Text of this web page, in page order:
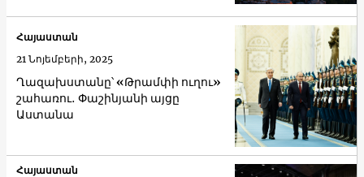
Ղազախստանը՝ «Թրամփի ուղու»
շահառու․ Փաշինյանի այցը
Աստանա
Հայաստան
21 Նոյեմբերի, 2025
Հայաստան